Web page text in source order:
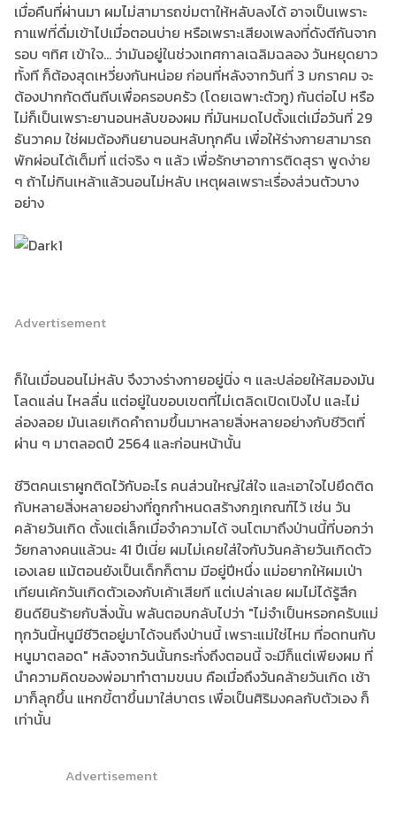
เมื่อคืนที่ผ่านมา ผมไม่สามารถข่มตาให้หลับลงได้ อาจเป็นเพราะ
กาแฟที่ดื่มเข้าไปเมื่อตอนบ่าย หรือเพราะเสียงเพลงที่ดังตีกันจาก
รอบ ๆทิศ เข้าใจ... ว่ามันอยู่ในช่วงเทศกาลเฉลิมฉลอง วันหยุดยาว
ทั้งที ก็ต้องสุดเหวี่ยงกันหน่อย ก่อนที่หลังจากวันที่ 3 มกราคม จะ
ต้องปากกัดตีนถีบเพื่อครอบครัว (โดยเฉพาะตัวกู) กันต่อไป หรือ
ไม่ก็เป็นเพราะยานอนหลับของผม ที่มันหมดไปตั้งแต่เมื่อวันที่ 29
ธันวาคม ใช่ผมต้องกินยานอนหลับทุกคืน เพื่อให้ร่างกายสามารถ
พักผ่อนได้เต็มที่ แต่จริง ๆ แล้ว เพื่อรักษาอาการติดสุรา พูดง่าย
ๆ ถ้าไม่กินเหล้าแล้วนอนไม่หลับ เหตุผลเพราะเรื่องส่วนตัวบาง
อย่าง
Advertisement
ก็ในเมื่อนอนไม่หลับ จึงวางร่างกายอยู่นิ่ง ๆ และปล่อยให้สมองมัน
โลดแล่น ไหลลื่น แต่อยู่ในขอบเขตที่ไม่เตลิดเปิดเปิงไป และไม่
ล่องลอย มันเลยเกิดคำถามขึ้นมาหลายสิ่งหลายอย่างกับชีวิตที่
ผ่าน ๆ มาตลอดปี 2564 และก่อนหน้านั้น
ชีวิตคนเราผูกติดไว้กับอะไร คนส่วนใหญ่ใส่ใจ และเอาใจไปยึดติด
กับหลายสิ่งหลายอย่างที่ถูกกำหนดสร้างกฎเกณฑ์ไว้ เช่น วัน
คล้ายวันเกิด ตั้งแต่เล็กเมื่อจำความได้ จนโตมาถึงป่านนี้ที่บอกว่า
วัยกลางคนแล้วนะ 41 ปีเนี่ย ผมไม่เคยใส่ใจกับวันคล้ายวันเกิดตัว
เองเลย แม้ตอนยังเป็นเด็กก็ตาม มีอยู่ปีหนึ่ง แม่อยากให้ผมเป่า
เทียนเค้กวันเกิดตัวเองกับเค้าเสียที แต่เปล่าเลย ผมไม่ได้รู้สึก
ยินดียินร้ายกับสิ่งนั้น พลันตอบกลับไปว่า "ไม่จำเป็นหรอกครับแม่
ทุกวันนี้หนูมีชีวิตอยู่มาได้จนถึงป่านนี้ เพราะแม่ใช่ไหม ที่อดทนกับ
หนูมาตลอด" หลังจากวันนั้นกระทั่งถึงตอนนี้ จะมีก็แต่เพียงผม ที่
นำความคิดของพ่อมาทำตามขนบ คือเมื่อถึงวันคล้ายวันเกิด เช้า
มาก็ลุกขึ้น แหกขี้ตาขึ้นมาใส่บาตร เพื่อเป็นศิริมงคลกับตัวเอง ก็
เท่านั้น
Advertisement